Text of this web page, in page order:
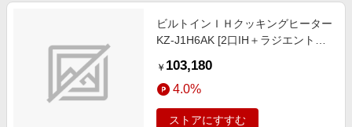
ビルトインＩＨクッキングヒーター
KZ-J1H6AK [2口IH＋ラジエントヒ
￥ 103,180
4.0%
ストアにすすむ